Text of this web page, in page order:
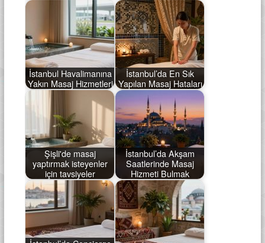
İstanbul Havalimanına
Yakın Masaj Hizmetleri
İstanbul’da En Sık
Yapılan Masaj Hataları
Şişli'de masaj
yaptırmak isteyenler
için tavsiyeler
İstanbul’da Akşam
Saatlerinde Masaj
Hizmeti Bulmak